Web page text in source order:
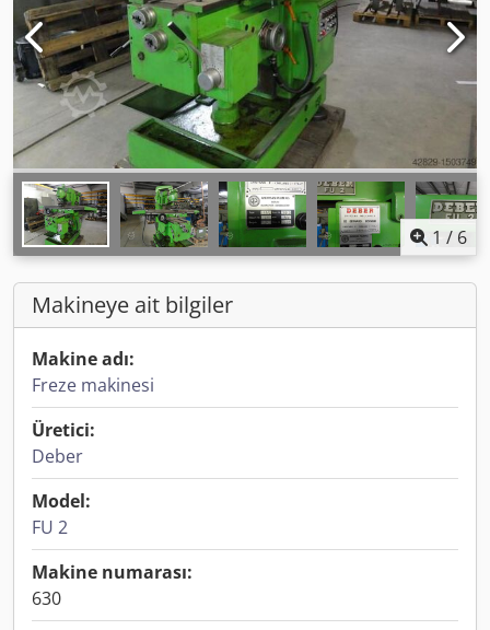
1 /6
Makineye ait bilgiler
Makine adı:
Freze makinesi
Üretici:
Deber
Model:
FU 2
Makine numarası:
630